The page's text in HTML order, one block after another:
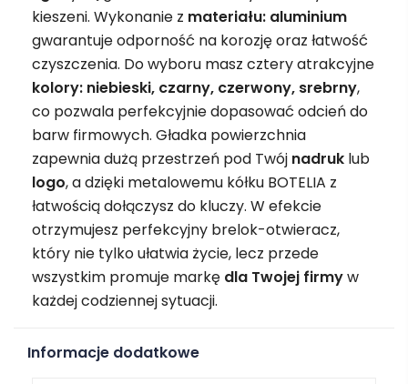
kieszeni. Wykonanie z materiału: aluminium
gwarantuje odporność na korozję oraz łatwość
czyszczenia. Do wyboru masz cztery atrakcyjne
kolory: niebieski, czarny, czerwony, srebrny,
co pozwala perfekcyjnie dopasować odcień do
barw firmowych. Gładka powierzchnia
zapewnia dużą przestrzeń pod Twój nadruk lub
logo, a dzięki metalowemu kółku BOTELIA z
łatwością dołączysz do kluczy. W efekcie
otrzymujesz perfekcyjny brelok-otwieracz,
który nie tylko ułatwia życie, lecz przede
wszystkim promuje markę dla Twojej firmyw
każdej codziennej sytuacji.
Informacje dodatkowe